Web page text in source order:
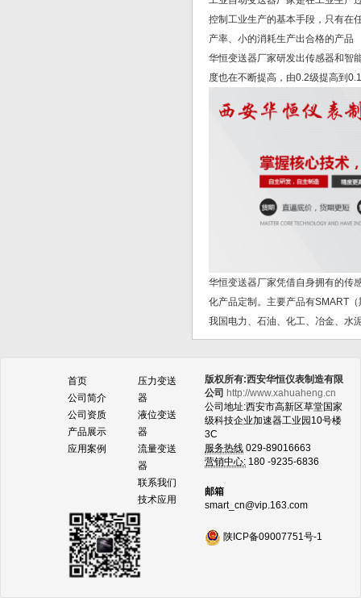
控制工业生产的基本手段，只有在
产率、小的消耗生产出合格的产品
华恒变送器厂家研发出传感器和智
度也在不断提高，由0.2级提高到
华恒变送器厂家凭借自身拥有的传
化产品定制。主要产品有SMART
我国电力、石油、化工、冶金、水
首页
公司简介
公司资质
产品展示
应用案例
压力变送
器
液位变送
器
流量变送
器
联系我们
技术应用
版权所有:西安华恒仪表制造有限
公司 http://www.xahuaheng.cn
公司地址:西安市高新区草堂国家
级科技企业加速器工业园10号楼
3C
服务热线 029-89016663
营销中心: 180 -9235-6836
邮箱
smart_cn@vip.163.com
陕ICP备09007751号-1